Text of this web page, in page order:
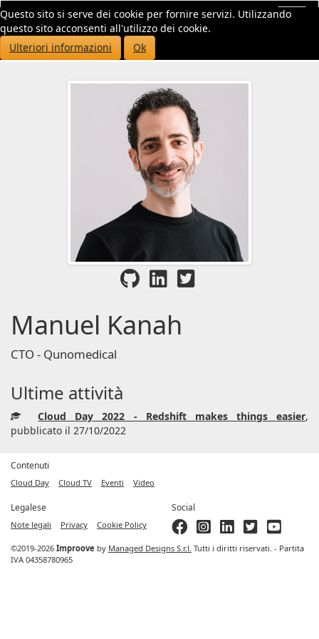
Questo sito si serve dei cookie per fornire servizi. Utilizzando
questo sito acconsenti all'utilizzo dei cookie.
Ulteriori informazioni
Ok
Manuel Kanah
CTO - Qunomedical
Ultime attività
Cloud Day 2022 - Redshift makes things easier,
pubblicato il 27/10/2022
Contenuti
Cloud Day Cloud TV Eventi Video
Legalese
Note legali Privacy Cookie Policy
Social
©2019-2026 Improove by Managed Designs S.r.l. Tutti i diritti riservati. - Partita
IVA 04358780965